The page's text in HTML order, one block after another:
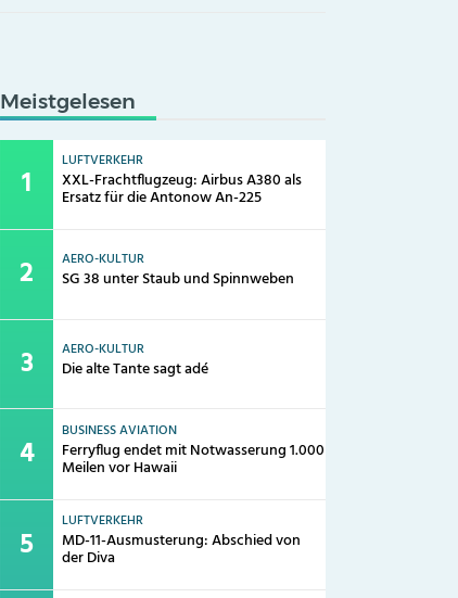
Meistgelesen
LUFTVERKEHR
XXL-Frachtflugzeug: Airbus A380 als
Ersatz für die Antonow An-225
AERO-KULTUR
SG 38 unter Staub und Spinnweben
AERO-KULTUR
Die alte Tante sagt adé
BUSINESS AVIATION
Ferryflug endet mit Notwasserung 1.000
Meilen vor Hawaii
LUFTVERKEHR
MD-11-Ausmusterung: Abschied von
der Diva